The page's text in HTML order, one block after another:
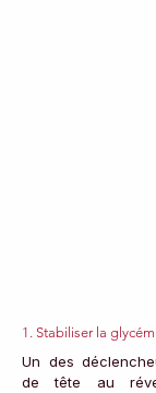
1. Stabiliser la
Un des
de tête au